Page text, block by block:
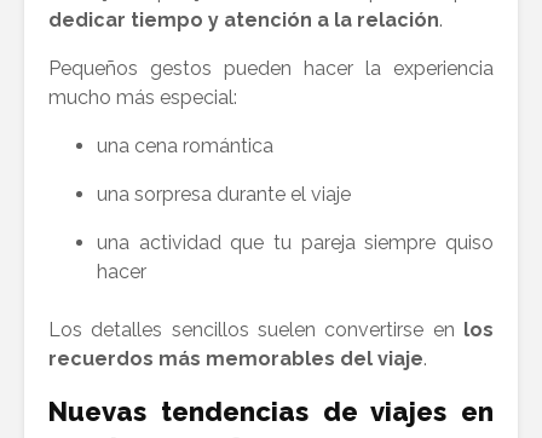
dedicar tiempo y atención a la relación.
Pequeños gestos pueden hacer la experiencia
mucho más especial:
una cena romántica
una sorpresa durante el viaje
una actividad que tu pareja siempre quiso
hacer
Los detalles sencillos suelen convertirse en los
recuerdos más memorables del viaje.
Nuevas tendencias de viajes en